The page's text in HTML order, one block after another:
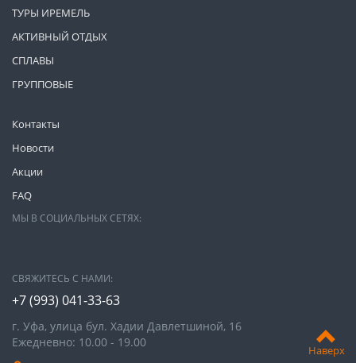
Наверх
Контакты
Новости
Акции
FAQ
ТУРЫ ИРЕМЕЛЬ
АКТИВНЫЙ ОТДЫХ
СПЛАВЫ
ГРУППОВЫЕ
МЫ В СОЦИАЛЬНЫХ СЕТЯХ:
СВЯЖИТЕСЬ С НАМИ:
+7 (993) 041-33-63
г. Уфа, улица бул. Хадии Давлетшиной, 16
Ежедневно: 10.00 - 19.00